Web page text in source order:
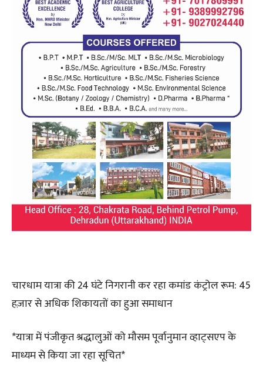
चारधाम यात्रा की 24 घंटे निगरानी कर रहा कमांड कंट्रोल रूम: 45
हज़ार से अधिक शिकायतों का हुआ समाधान
*यात्रा में पंजीकृत श्रद्धालुओं को मौसम पूर्वानुमान व्हाट्सएप के
माध्यम से किया जा रहा सूचित*